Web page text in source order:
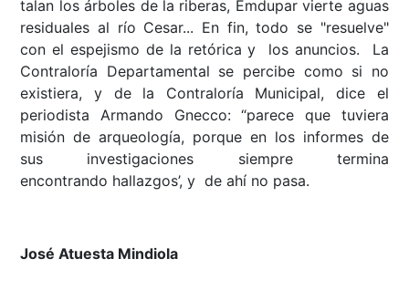
talan los árboles de la riberas, Emdupar vierte aguas
residuales al río Cesar... En fin, todo se "resuelve"
con el espejismo de la retórica y los anuncios. La
Contraloría Departamental se percibe como si no
existiera, y de la Contraloría Municipal, dice el
periodista Armando Gnecco: “parece que tuviera
misión de arqueología, porque en los informes de
sus investigaciones siempre termina
encontrando hallazgos’, y de ahí no pasa.
José Atuesta Mindiola